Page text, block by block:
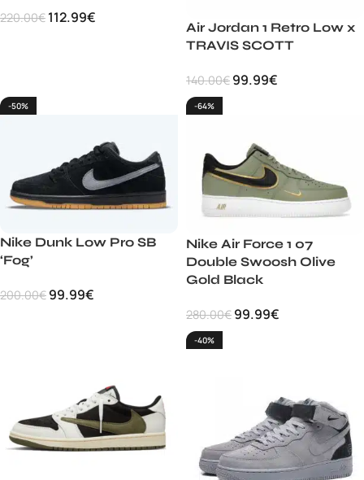
220.00€ 112.99€
Air Jordan 1 Retro Low x
TRAVIS SCOTT
140.00€ 99.99€
-50%
Nike Dunk Low Pro SB
‘Fog’
200.00€ 99.99€
-64%
Nike Air Force 1 07
Double Swoosh Olive
Gold Black
280.00€ 99.99€
-40%